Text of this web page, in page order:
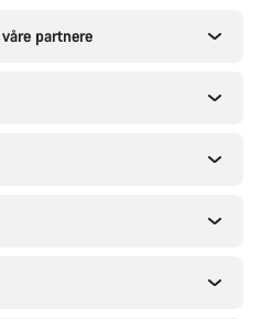
partnere